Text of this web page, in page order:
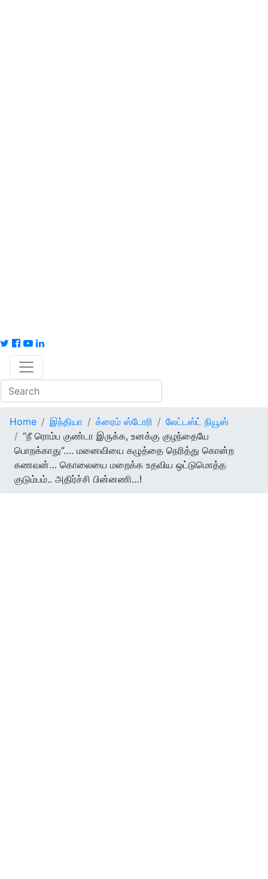
Home இந்தியா க்ரைம் ஸ்டோரி
லேட்டஸ்ட் நியூஸ்
“நீ ரொம்ப குண்டா இருக்க, உனக்கு குழந்தையே
பொறக்காது”…. மனைவியை கழுத்தை நெரித்து கொன்ற
கணவன்… கொலையை மறைக்க உதவிய ஒட்டுமொத்த
குடும்பம்.. அதிர்ச்சி பின்னணி…!